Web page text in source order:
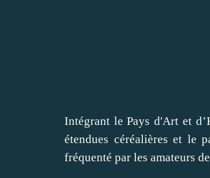
Intégrant le Pays d'Art et
étendues céréalières et le
fréquenté par les amateurs